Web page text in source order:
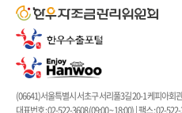
(06641)서울특별시 서초구 서리풀3길 20-1 케피아회